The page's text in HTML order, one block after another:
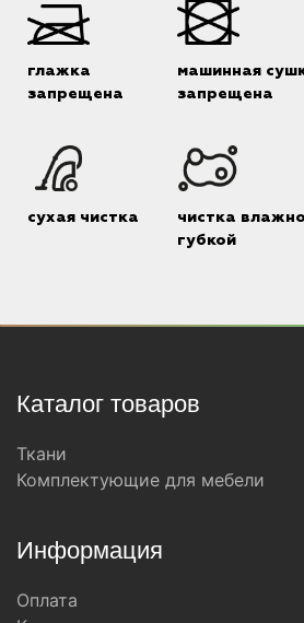
глажка
запрещена
машинная
запрещена
сухая чистка
чистка
губкой
Каталог товаров
Ткани
Комплектующие для мебели
Информация
Оплата